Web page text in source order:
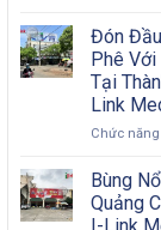
Đón
Phê Với
Tại
Link
Chức
Bùng
Quảng